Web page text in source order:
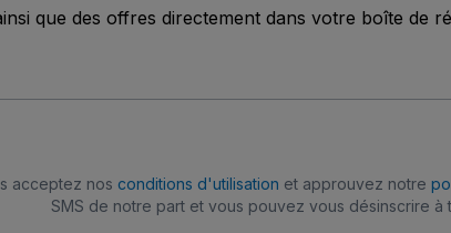
que des offres directement dans votre boîte de
acceptez nos conditions d'utilisation et approuvez notre
SMS de notre part et vous pouvez vous désinscrire à